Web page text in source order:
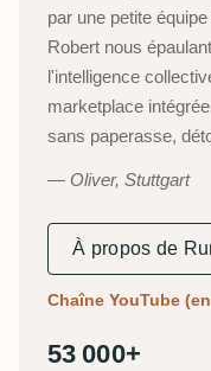
par une petite
Robert nous
l'intelligence
marketplace
sans paperasse,
Oliver, Stuttgart
À propos de
Chaîne YouTube
53 000+